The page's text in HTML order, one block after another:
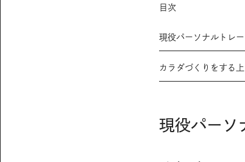
目次
現役パーソナルトレー
カラダづくりをする
現役パーソ